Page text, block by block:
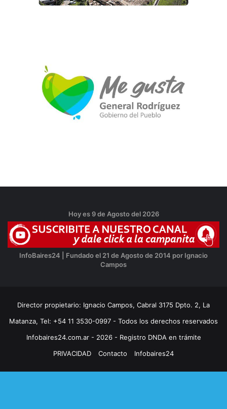
Hoy es 9 de Agosto del 2026
InfoBaires24 | Fundado el 21 de Agosto de 2014 por Ignacio
Campos
Director propietario: Ignacio Campos, Cabral 3175 Dpto. 2, La
Matanza, Tel: +54 11 3530-0997 - Todos los derechos reservados
Infobaires24.com.ar - 2026 - Registro DNDA en trámite
PRIVACIDAD
Contacto Infobaires24